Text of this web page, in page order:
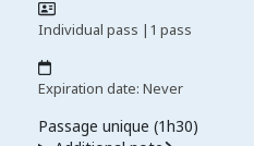
Individual pass | 1 pass
Expiration date: Never
Passage unique (1h30)